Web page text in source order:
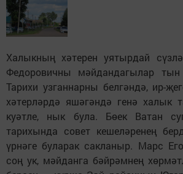
Халыкның хәтерен уятырдай
Федоровичны мәйдандагылар
Тарихи узганнарны белгәндә, ир-
хәтерләрдә яшәгәндә генә
куәтле, нык була. Бөек Ватан
тарихында совет кешеләренең
үрнәге буларак сакланыр. Марс
соң ук, мәйданга бәйрәмнең